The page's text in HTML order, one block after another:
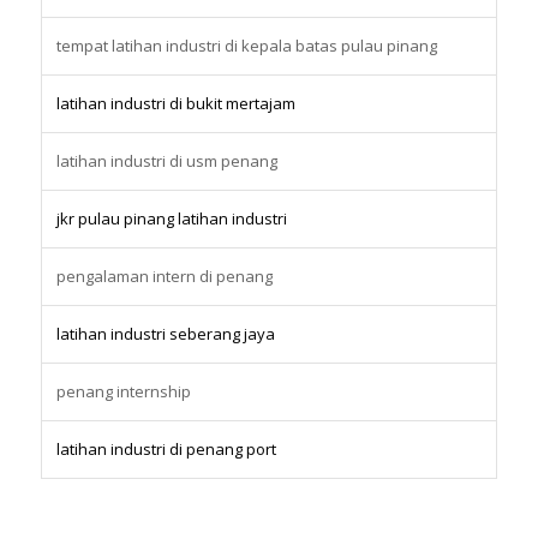
tempat latihan industri di kepala batas pulau pinang
latihan industri di bukit mertajam
latihan industri di usm penang
jkr pulau pinang latihan industri
pengalaman intern di penang
latihan industri seberang jaya
penang internship
latihan industri di penang port